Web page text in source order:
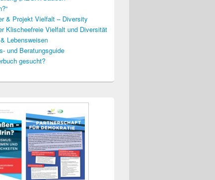
& Projekt Vielfalt – Diversity
Klischeefreie Vielfalt und Diversität
Lebensweisen
und Beratungsguide
gesucht?